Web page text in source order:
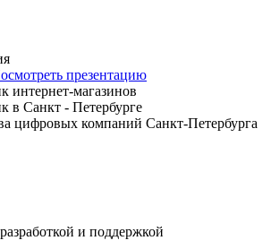
презентацию
интернет-магазинов
в Санкт - Петербурге
цифровых компаний Санкт-Петербурга
и поддержкой